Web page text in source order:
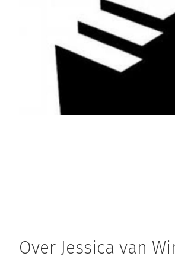
Merken en
Betekenis en
verschil. Met het
anno 2014 niet langer
Lees verder
Over Jessica van